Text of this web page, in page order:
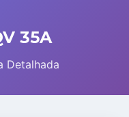
35A
Detalhada